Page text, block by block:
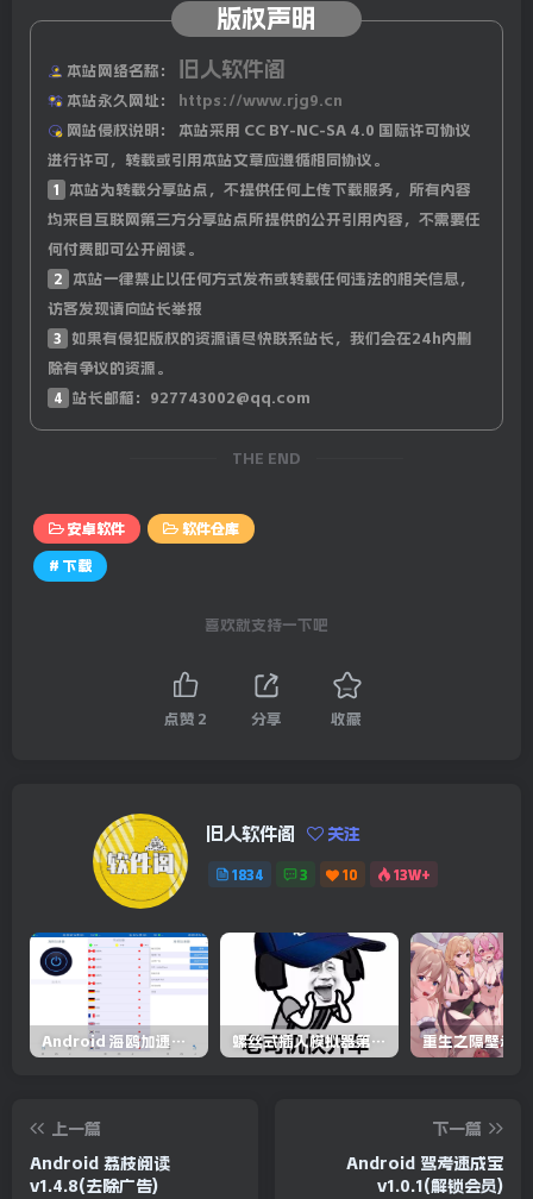
版权声明
本站网络名称： 旧人软件阁
本站永久网址：
https://www.rjg9.cn
网站侵权说明：
本站采用 CC BY-NC-SA 4.0 国际许可协议
进行许可，转载或引用本站文章应遵循相同协议。
1
本站为转载分享站点，不提供任何上传下载服务，所有内容
均来自互联网第三方分享站点所提供的公开引用内容，不需要任
何付费即可公开阅读。
2
本站一律禁止以任何方式发布或转载任何违法的相关信息，
访客发现请向站长举报
3
如果有侵犯版权的资源请尽快联系站长，我们会在24h内删
除有争议的资源。
4 站长邮箱：927743002@qq.com
THE END
安卓软件 软件仓库
# 下载
喜欢就支持一下吧
点赞 2 分享 收藏
旧人软件阁 关注
1834 3 10 13W+
Android 海鸥加速器v6.6.3(解锁会员) 螺丝式插入模拟器第5代/NejicomiSimulator.Vol.5.v1.0.2
上一篇
Android 荔枝阅读
v1.4.8(去除广告)
下一篇
Android 驾考速成宝
v1.0.1(解锁会员)